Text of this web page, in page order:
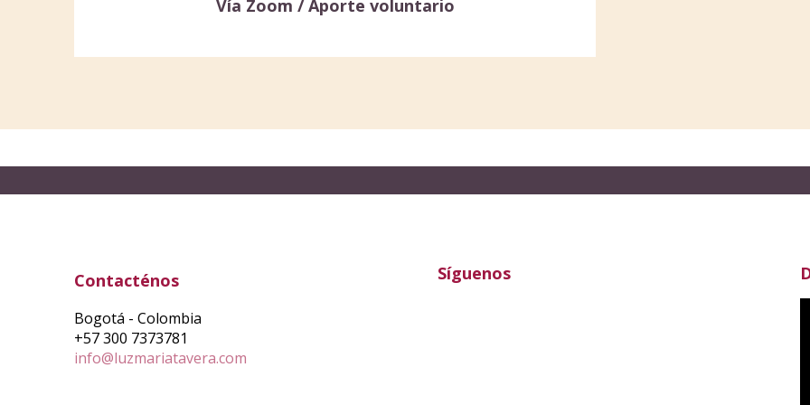
Vía Zoom /Aporte voluntario
Contacténos
Bogotá - Colombia
+57 300 7373781
info@luzmariatavera.com
Síguenos